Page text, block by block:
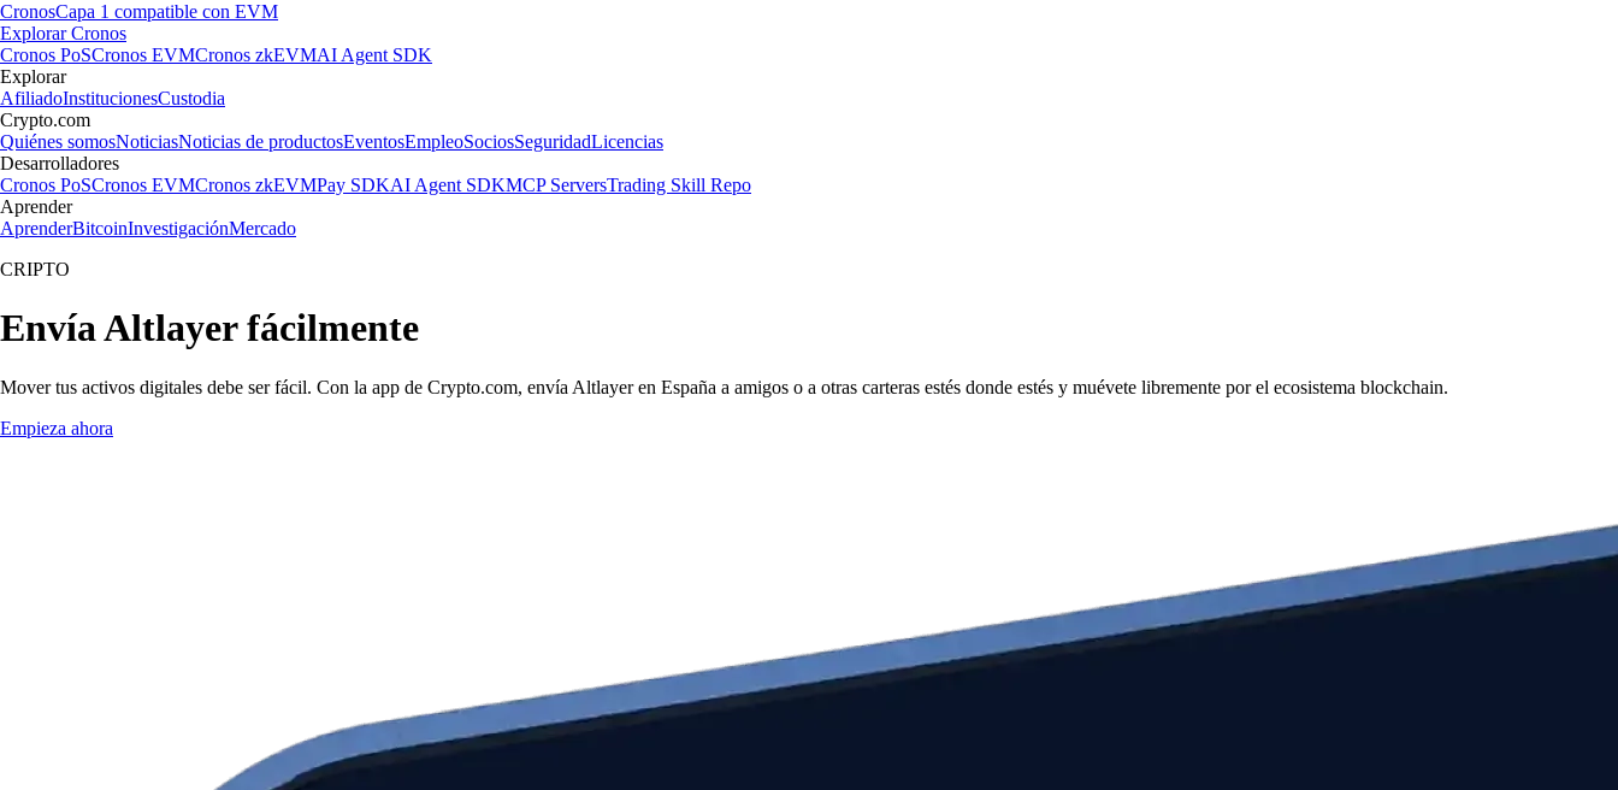
CronosCapa 1 compatible con EVM
Explorar Cronos
Cronos PoSCronos EVMCronos zkEVMAI Agent SDK
Explorar
AfiliadoInstitucionesCustodia
Crypto.com
Quiénes somosNoticiasNoticias de productosEventosEmpleoSociosSeguridadLicencias
Desarrolladores
Cronos PoSCronos EVMCronos zkEVMPay SDKAI Agent SDKMCP ServersTrading Skill Repo
Aprender
AprenderBitcoinInvestigaciónMercado
CRIPTO
Envía Altlayer fácilmente
Mover tus activos digitales debe ser fácil. Con la app de Crypto.com, envía Altlayer en España a amigos o a otras carteras estés donde estés y muévete libremente por el ecosistema blockchain.
Empieza ahora